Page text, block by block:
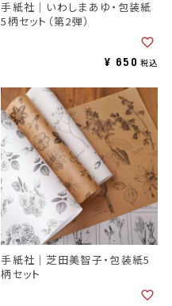
手紙社｜いわしまあゆ・包装紙
5柄セット（第2弾）
¥ 650 税込
手紙社｜芝田美智子・包装紙5
柄セット